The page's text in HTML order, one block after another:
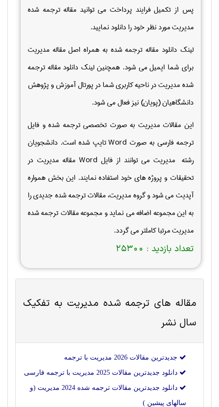
پس از تکمیل فرایند پرداخت می توانید مقاله ترجمه شده
مدیریت مورد نظر خود را دانلود نمایید.
لینک دانلود مقاله ترجمه شده به همراه اصل مقاله مدیریت
برای شما ایمیل می شود. همچنین لینک دانلود مقاله ترجمه
شده مدیریت در ناحیه کاربری شما در پورتال آموزش و پژوهش
دانشگاهیان (پویان) نیز فعال می شود.
این مقالات مدیریت به صورت تخصصی ترجمه شده و فایل
ترجمه فارسی به صورتWordتایپ شده است. دانشجویان
رشته مدیریت می توانند از فایل Word مقاله مدیریت در
تحقیقات و پروژه های خود استفاده نمایند. این بخش همواره
آپدیت می شود و گروه مدیریت، مقالات ترجمه شده جدیدی را
به این مجموعه اضافه می نماید و مجموعه مقالات ترجمه شده
مدیریت مرتبا کاملتر می گردد.
تعداد بازدید : 25300
مقاله های ترجمه شدهمديريت به تفکیک
سال نشر
جدیدترین مقالات 2026 مديريت با ترجمه
دانلود جدیدترین مقالات 2025 مديريت با ترجمه فارسی
دانلود جدیدترین مقالات ترجمه شده 2024 مديريت (و
سالهای پیشین )